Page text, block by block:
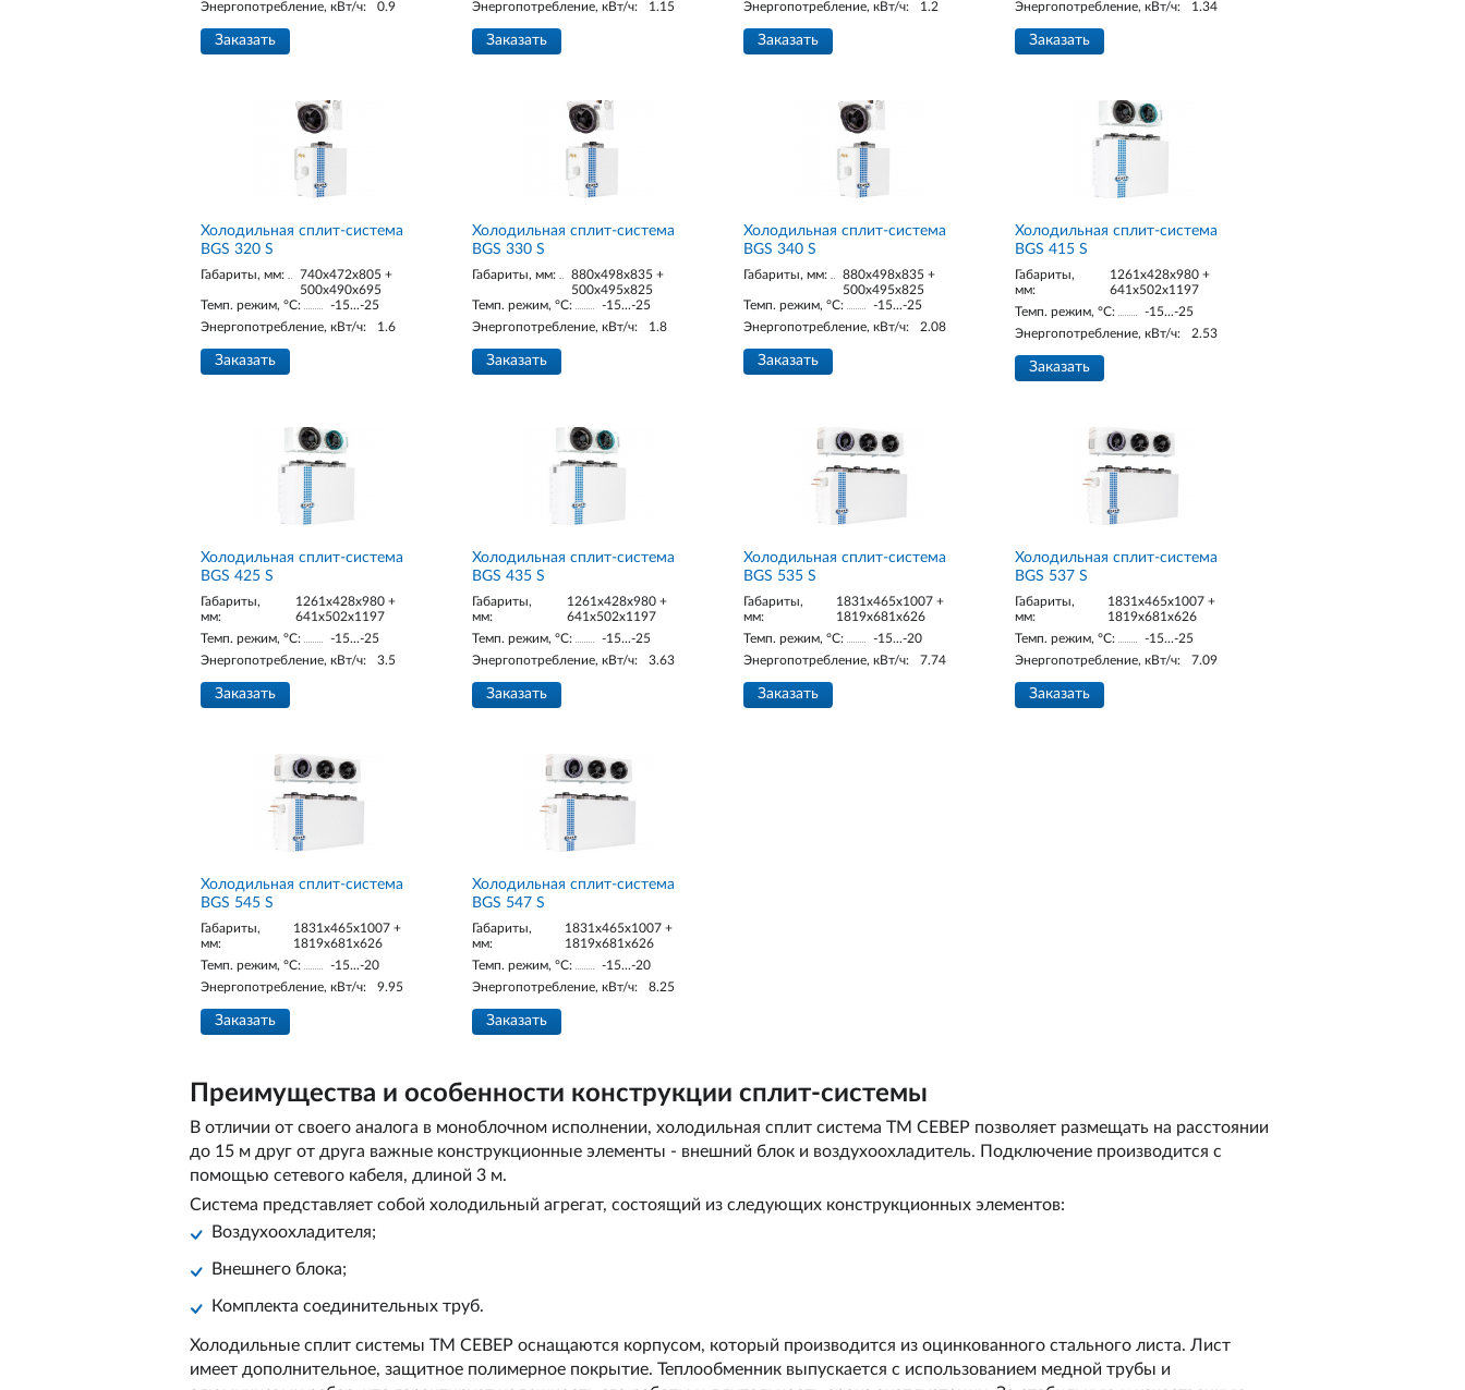
Энергопотребление, кВт/ч:
0.9
Заказать
Энергопотребление, кВт/ч:
1.15
Заказать
Энергопотребление, кВт/ч:
1.2
Заказать
Энергопотребление, кВт/ч:
1.34
Заказать
Холодильная сплит-система
BGS 320 S
Габариты, мм:
740x472x805 +
500x490x695
Темп. режим, °С:
-15...-25
Энергопотребление, кВт/ч:
1.6
Заказать
Холодильная сплит-система
BGS 330 S
Габариты, мм:
880x498x835 +
500x495x825
Темп. режим, °С:
-15...-25
Энергопотребление, кВт/ч:
1.8
Заказать
Холодильная сплит-система
BGS 340 S
Габариты, мм:
880x498x835 +
500x495x825
Темп. режим, °С:
-15...-25
Энергопотребление, кВт/ч:
2.08
Заказать
Холодильная сплит-система
BGS 415 S
Габариты,
мм:
1261x428x980 +
641x502x1197
Темп. режим, °С:
-15...-25
Энергопотребление, кВт/ч:
2.53
Заказать
Холодильная сплит-система
BGS 425 S
Габариты,
мм:
1261x428x980 +
641x502x1197
Темп. режим, °С:
-15...-25
Энергопотребление, кВт/ч:
3.5
Заказать
Холодильная сплит-система
BGS 435 S
Габариты,
мм:
1261x428x980 +
641x502x1197
Темп. режим, °С:
-15...-25
Энергопотребление, кВт/ч:
3.63
Заказать
Холодильная сплит-система
BGS 535 S
Габариты,
мм:
1831x465x1007 +
1819x681x626
Темп. режим, °С:
-15...-20
Энергопотребление, кВт/ч:
7.74
Заказать
Холодильная сплит-система
BGS 537 S
Габариты,
мм:
1831x465x1007 +
1819x681x626
Темп. режим, °С:
-15...-25
Энергопотребление, кВт/ч:
7.09
Заказать
Холодильная сплит-система
BGS 545 S
Габариты,
мм:
1831x465x1007 +
1819x681x626
Темп. режим, °С:
-15...-20
Энергопотребление, кВт/ч:
9.95
Заказать
Холодильная сплит-система
BGS 547 S
Габариты,
мм:
1831x465x1007 +
1819x681x626
Темп. режим, °С:
-15...-20
Энергопотребление, кВт/ч:
8.25
Заказать
Преимущества и особенности конструкции сплит-системы
В отличии от своего аналога в моноблочном исполнении, холодильная сплит система ТМ СЕВЕР позволяет размещать на расстоянии
до 15 м друг от друга важные конструкционные элементы - внешний блок и воздухоохладитель. Подключение производится с
помощью сетевого кабеля, длиной 3 м.
Система представляет собой холодильный агрегат, состоящий из следующих конструкционных элементов:
Воздухоохладителя;
Внешнего блока;
Комплекта соединительных труб.
Холодильные сплит системы ТМ СЕВЕР оснащаются корпусом, который производится из оцинкованного стального листа. Лист
имеет дополнительное, защитное полимерное покрытие. Теплообменник выпускается с использованием медной трубы и